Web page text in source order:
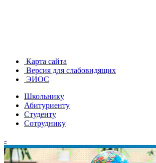
Карта сайта
Версия для слабовидящих
ЭИОС
Школьнику
Абитуриенту
Студенту
Сотруднику
-